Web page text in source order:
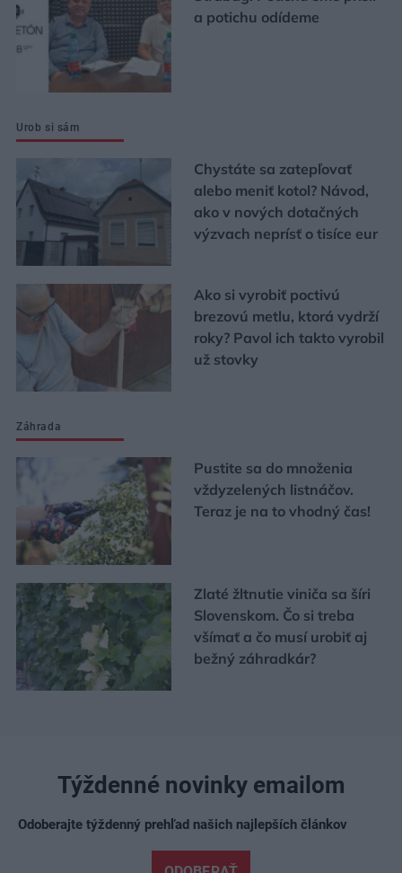
a potichu odídeme
Urob si sám
Chystáte sa zatepľovať
alebo meniť kotol? Návod,
ako v nových dotačných
výzvach neprísť o tisíce eur
Ako si vyrobiť poctivú
brezovú metlu, ktorá vydrží
roky? Pavol ich takto vyrobil
už stovky
Záhrada
Pustite sa do množenia
vždyzelených listnáčov.
Teraz je na to vhodný čas!
Zlaté žltnutie viniča sa šíri
Slovenskom. Čo si treba
všímať a čo musí urobiť aj
bežný záhradkár?
Týždenné novinky emailom
Odoberajte týždenný prehľad našich najlepších článkov